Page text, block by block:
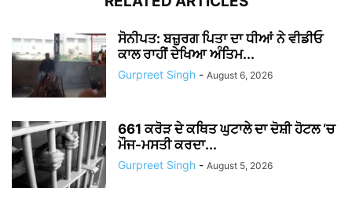
ਸੋਨੀਪਤ: ਬਜ਼ੁਰਗ ਪਿਤਾ ਦਾ ਧੀਆਂ ਨੇ ਵੀਡੀਓ
ਕਾਲ ਰਾਹੀਂ ਦੇਖਿਆ ਅੰਤਿਮ...
Gurpreet Singh - August 6, 2026
661 ਕਰੋੜ ਦੇ ਕਥਿਤ ਘੁਟਾਲੇ ਦਾ ਦੋਸ਼ੀ ਹੋਟਲ ‘ਚ
ਮੌਜ-ਮਸਤੀ ਕਰਦਾ...
Gurpreet Singh - August 5, 2026